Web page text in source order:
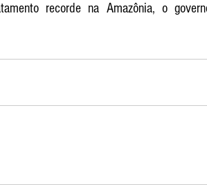
recorde na Amazônia, o